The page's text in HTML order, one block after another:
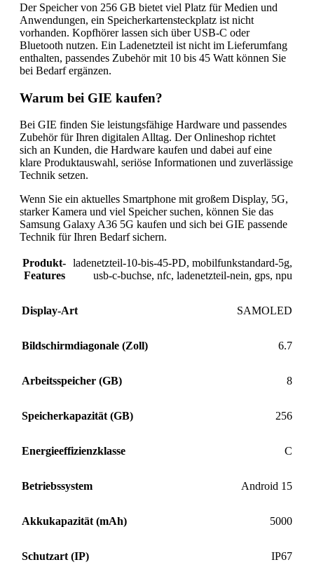
Der Speicher von 256 GB bietet viel Platz für Medien und
Anwendungen, ein Speicherkartensteckplatz ist nicht
vorhanden. Kopfhörer lassen sich über USB-C oder
Bluetooth nutzen. Ein Ladenetzteil ist nicht im Lieferumfang
enthalten, passendes Zubehör mit 10 bis 45 Watt können Sie
bei Bedarf ergänzen.
Warum bei GIE kaufen?
Bei GIE finden Sie leistungsfähige Hardware und passendes
Zubehör für Ihren digitalen Alltag. Der Onlineshop richtet
sich an Kunden, die Hardware kaufen und dabei auf eine
klare Produktauswahl, seriöse Informationen und zuverlässige
Technik setzen.
Wenn Sie ein aktuelles Smartphone mit großem Display, 5G,
starker Kamera und viel Speicher suchen, können Sie das
Samsung Galaxy A36 5G kaufen und sich bei GIE passende
Technik für Ihren Bedarf sichern.
Produkt-
Features
ladenetzteil-10-bis-45-PD, mobilfunkstandard-5g,
usb-c-buchse, nfc, ladenetzteil-nein, gps, npu
Display-Art SAMOLED
Bildschirmdiagonale (Zoll) 6.7
Arbeitsspeicher (GB) 8
Speicherkapazität (GB) 256
Energieeffizienzklasse C
Betriebssystem Android 15
Akkukapazität (mAh) 5000
Schutzart (IP) IP67